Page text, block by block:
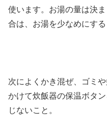
使います。お湯の量は決
合は、お湯を少なめにする
次によくかき混ぜ、ゴミ
かけて炊飯器の保温ボタ
じないこと。